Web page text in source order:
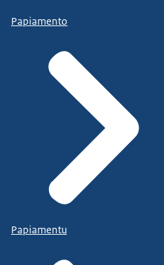
Papiamento
Papiamentu